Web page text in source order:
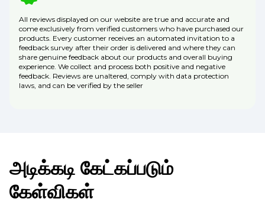
All reviews displayed on our website are true and accurate and
come exclusively from verified customers who have purchased our
products. Every customer receives an automated invitation to a
feedback survey after their order is delivered and where they can
share genuine feedback about our products and overall buying
experience. We collect and process both positive and negative
feedback. Reviews are unaltered, comply with data protection
laws, and can be verified by the seller
அடிக்கடி கேட்கப்படும்
கேள்விகள்